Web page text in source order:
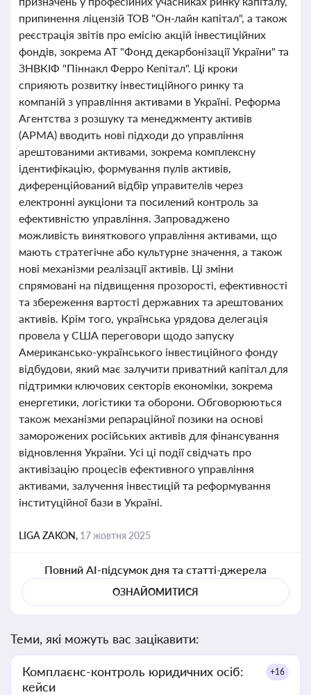
припинення ліцензій ТОВ "Он-лайн капітал", а також
реєстрація звітів про емісію акцій інвестиційних
фондів, зокрема АТ "Фонд декарбонізації України" та
ЗНВКІФ "Піннакл Ферро Кепітал". Ці кроки
сприяють розвитку інвестиційного ринку та
компаній з управління активами в Україні. Реформа
Агентства з розшуку та менеджменту активів
(АРМА) вводить нові підходи до управління
арештованими активами, зокрема комплексну
ідентифікацію, формування пулів активів,
диференційований відбір управителів через
електронні аукціони та посилений контроль за
ефективністю управління. Запроваджено
можливість виняткового управління активами, що
мають стратегічне або культурне значення, а також
нові механізми реалізації активів. Ці зміни
спрямовані на підвищення прозорості, ефективності
та збереження вартості державних та арештованих
активів. Крім того, українська урядова делегація
провела у США переговори щодо запуску
Американсько-українського інвестиційного фонду
відбудови, який має залучити приватний капітал для
підтримки ключових секторів економіки, зокрема
енергетики, логістики та оборони. Обговорюються
також механізми репараційної позики на основі
заморожених російських активів для фінансування
відновлення України. Усі ці події свідчать про
активізацію процесів ефективного управління
активами, залучення інвестицій та реформування
інституційної бази в Україні.
LIGA ZAKON, 17 жовтня 2025
Повний AI-підсумок дня та статті-джерела
ОЗНАЙОМИТИСЯ
Теми, які можуть вас зацікавити:
Комплаєнс-контроль юридичних осіб:
кейси
+16